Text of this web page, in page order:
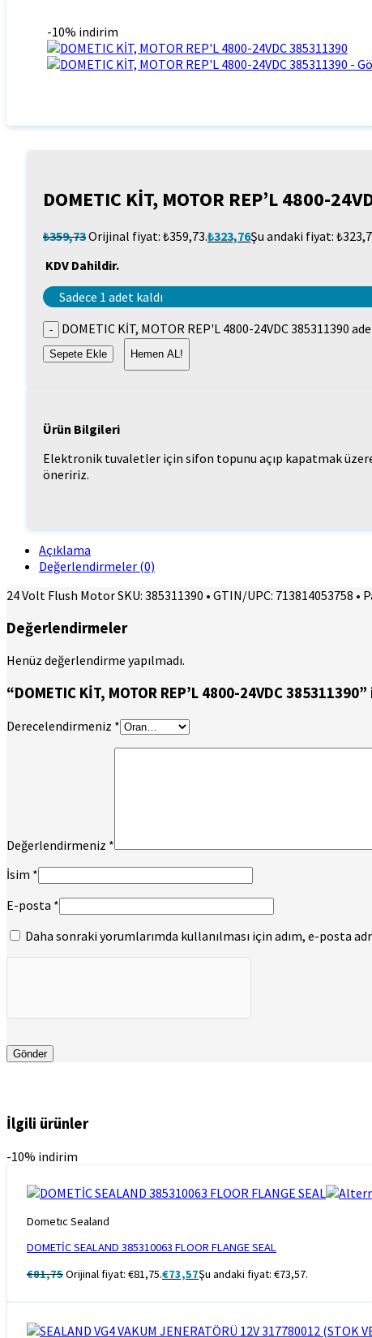
-10% indirim
DOMETIC KİT, MOTOR REP’L 4800-
₺359,73Orijinal fiyat: ₺359,73.₺323,76Şu andaki fiyat:
KDV Dahildir.
Sadece 1 adet kaldı
DOMETIC KİT, MOTOR REP'L 4800-24VDC 385311390
Sepete Ekle Hemen AL!
Ürün Bilgileri
Elektronik tuvaletler için sifon topunu açıp kapatmak
öneririz.
Açıklama
Değerlendirmeler (0)
24 Volt Flush Motor SKU: 385311390 • GTIN/UPC: 713814053758 •
Değerlendirmeler
Henüz değerlendirme yapılmadı.
“DOMETIC KİT, MOTOR REP’L 4800-24VDC
Derecelendirmeniz *
Değerlendirmeniz *
İsim *
E-posta *
Daha sonraki yorumlarımda kullanılması için adım, e-posta
İlgili ürünler
-10% indirim
Dometıc Sealand
DOMETİC SEALAND 385310063 FLOOR FLANGE SEAL
€81,75Orijinal fiyat: €81,75.€73,57Şu andaki fiyat: €73,57.